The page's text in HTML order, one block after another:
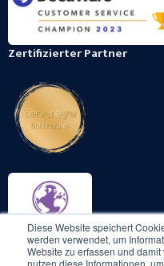
Diese Website speichert
werden verwendet, um
Website zu erfassen und
nutzen diese Informationen,
Zertifizierter Partner